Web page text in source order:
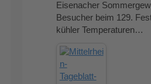
Eisenacher
Besucher beim 129.
kühler Temperaturen…